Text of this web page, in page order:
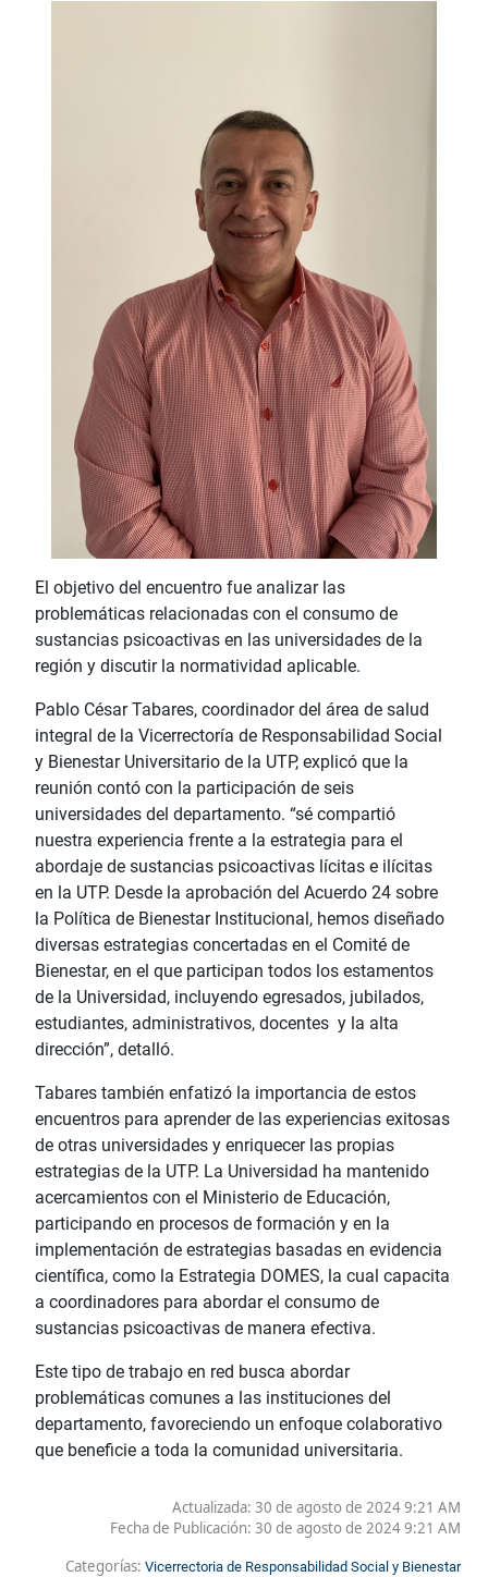
El objetivo del encuentro fue analizar las
problemáticas relacionadas con el consumo de
sustancias psicoactivas en las universidades de la
región y discutir la normatividad aplicable.
Pablo César Tabares, coordinador del área de salud
integral de la Vicerrectoría de Responsabilidad Social
y Bienestar Universitario de la UTP, explicó que la
reunión contó con la participación de seis
universidades del departamento. “sé compartió
nuestra experiencia frente a la estrategia para el
abordaje de sustancias psicoactivas lícitas e ilícitas
en la UTP. Desde la aprobación del Acuerdo 24 sobre
la Política de Bienestar Institucional, hemos diseñado
diversas estrategias concertadas en el Comité de
Bienestar, en el que participan todos los estamentos
de la Universidad, incluyendo egresados, jubilados,
estudiantes, administrativos, docentes y la alta
dirección”, detalló.
Tabares también enfatizó la importancia de estos
encuentros para aprender de las experiencias exitosas
de otras universidades y enriquecer las propias
estrategias de la UTP. La Universidad ha mantenido
acercamientos con el Ministerio de Educación,
participando en procesos de formación y en la
implementación de estrategias basadas en evidencia
científica, como la Estrategia DOMES, la cual capacita
a coordinadores para abordar el consumo de
sustancias psicoactivas de manera efectiva.
Este tipo de trabajo en red busca abordar
problemáticas comunes a las instituciones del
departamento, favoreciendo un enfoque colaborativo
que beneficie a toda la comunidad universitaria.
Actualizada: 30 de agosto de 2024 9:21 AM
Fecha de Publicación: 30 de agosto de 2024 9:21 AM
Categorías: Vicerrectoria de Responsabilidad Social y Bienestar